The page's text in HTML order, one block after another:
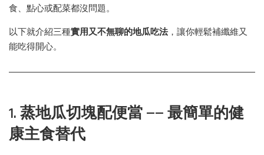
食、點心或配菜都沒問題。
以下就介紹三種實用又不無聊的地瓜吃法，讓你輕鬆補纖維又
能吃得開心。
1. 蒸地瓜切塊配便當 —— 最簡單的健
康主食替代